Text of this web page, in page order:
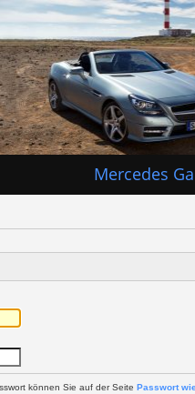
Mercedes
können Sie auf der Seite Passwort